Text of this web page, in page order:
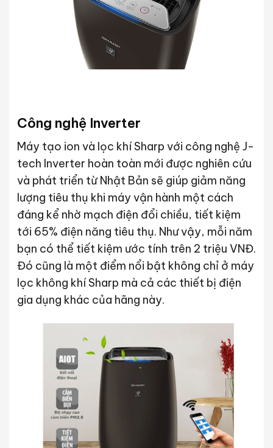
Công nghệ Inverter
Máy tạo ion và lọc khí Sharp với công nghệ J-
tech Inverter hoàn toàn mới được nghiên cứu
và phát triển từ Nhật Bản sẽ giúp giảm năng
lượng tiêu thụ khi máy vận hành một cách
đáng kể nhờ mạch điện đổi chiều, tiết kiệm
tới 65% điện năng tiêu thụ. Như vậy, mỗi năm
bạn có thể tiết kiệm ước tính trên 2 triệu VNĐ.
Đó cũng là một điểm nổi bật không chỉ ở máy
lọc không khí Sharp mà cả các thiết bị điện
gia dụng khác của hãng này.